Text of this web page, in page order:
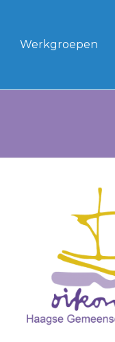
Werkgroepen